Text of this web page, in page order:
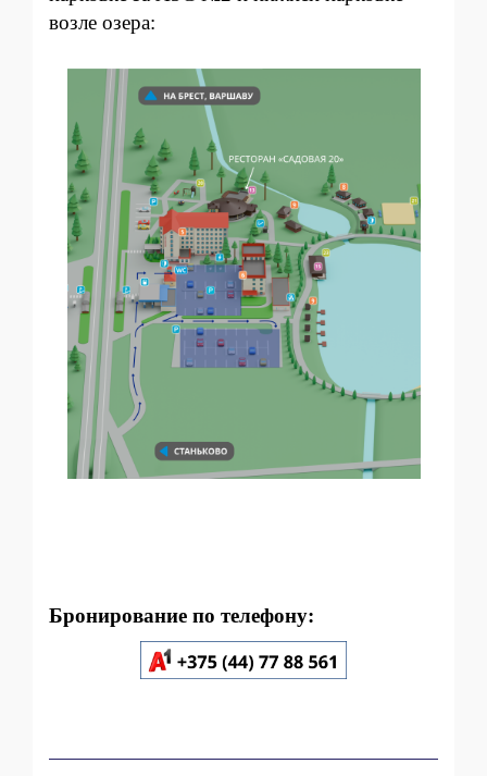
возле озера:
Бронирование по телефону: